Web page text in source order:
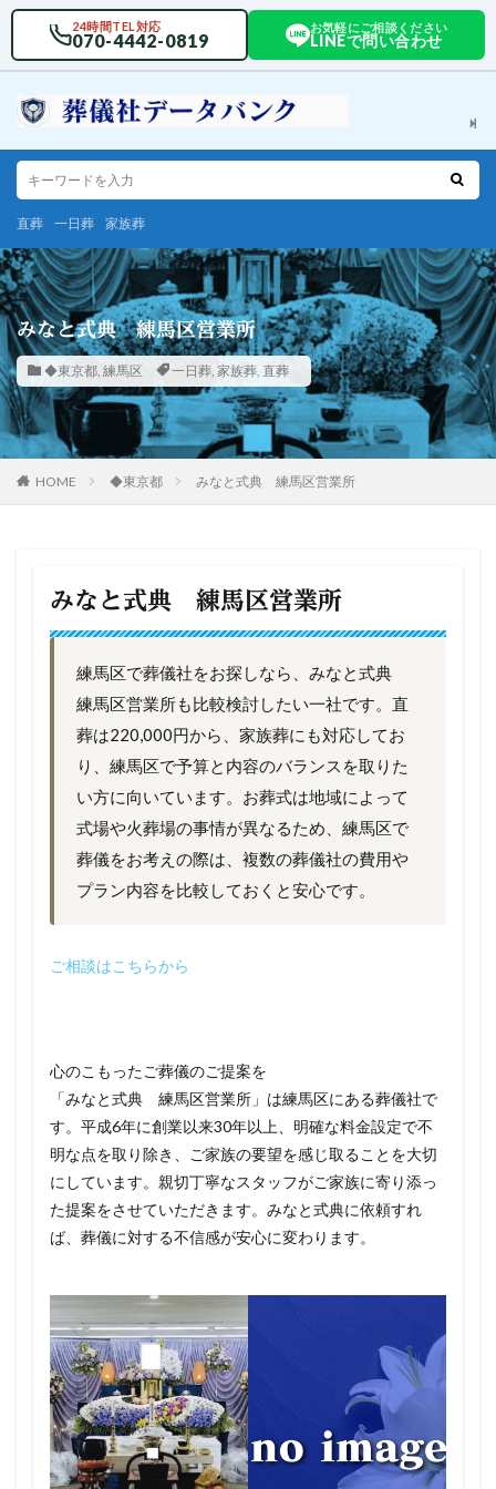
24時間TEL対応
070-4442-0819
お気軽にご相談ください
LINEで問い合わせ
直葬 一日葬 家族葬
みなと式典 練馬区営業所
◆東京都, 練馬区 一日葬, 家族葬, 直葬
HOME ◆東京都 みなと式典 練馬区営業所
みなと式典 練馬区営業所
練馬区で葬儀社をお探しなら、みなと式典
練馬区営業所も比較検討したい一社です。直
葬は220,000円から、家族葬にも対応してお
り、練馬区で予算と内容のバランスを取りた
い方に向いています。お葬式は地域によって
式場や火葬場の事情が異なるため、練馬区で
葬儀をお考えの際は、複数の葬儀社の費用や
プラン内容を比較しておくと安心です。
ご相談はこちらから
心のこもったご葬儀のご提案を
「みなと式典 練馬区営業所」は練馬区にある葬儀社で
す。平成6年に創業以来30年以上、明確な料金設定で不
明な点を取り除き、ご家族の要望を感じ取ることを大切
にしています。親切丁寧なスタッフがご家族に寄り添っ
た提案をさせていただきます。みなと式典に依頼すれ
ば、葬儀に対する不信感が安心に変わります。